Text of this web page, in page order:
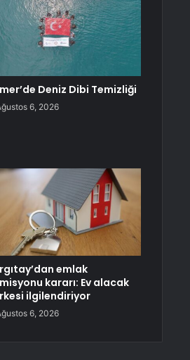
Deniz Dibi Temizliği
6, 2026
emlak
kararı: Ev alacak
ilgilendiriyor
6, 2026